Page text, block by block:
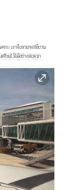
เราจึงสามารถใช้ยาน
ยมไว้ได้อย่างสะดวก